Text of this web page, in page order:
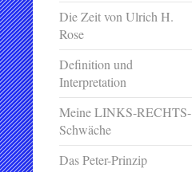
Die Zeit von Ulrich H.
Rose
Definition und
Interpretation
Meine LINKS-RECHTS-
Schwäche
Das Peter-Prinzip